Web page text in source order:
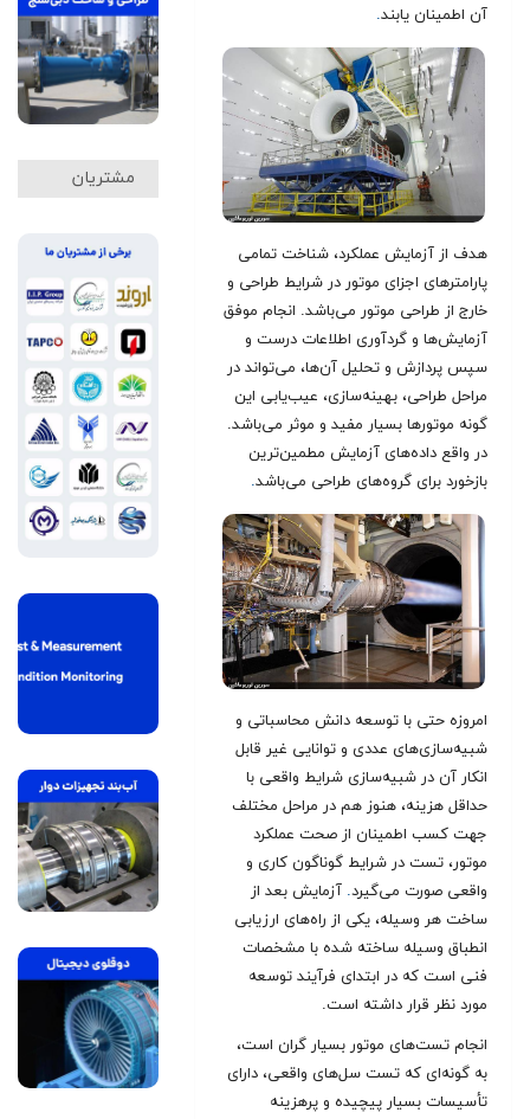
آن اطمینان یابند.
هدف از آزمایش عملکرد، شناخت تمامی
پارامترهای اجزای موتور در شرایط طراحی و
خارج از طراحی موتور می‌باشد. انجام موفق
آزمایش‌ها و گردآوری اطلاعات درست و
سپس پردازش و تحلیل آن‌ها، می‌تواند در
مراحل طراحی، بهینه‌سازی، عیب‌یابی این
گونه موتورها بسیار مفید و موثر می‌باشد.
در واقع داده‌های آزمایش مطمین‌ترین
بازخورد برای گروه‌های طراحی می‌باشد.
امروزه حتی با توسعه دانش محاسباتی و
شبیه‌سازی‌های عددی و توانایی غیر قابل
انکار آن در شبیه‌سازی شرایط واقعی با
حداقل هزینه، هنوز هم در مراحل مختلف
جهت کسب اطمینان از صحت عملکرد
موتور، تست در شرایط گوناگون کاری و
واقعی صورت می‌گیرد. آزمایش بعد از
ساخت هر وسیله، یکی از راه‌های ارزیابی
انطباق وسیله ساخته شده با مشخصات
فنی است که در ابتدای فرآیند توسعه
مورد نظر قرار داشته است.
انجام تست‌های موتور بسیار گران است،
به گونه‌ای که تست سل‌های واقعی، دارای
تأسیسات بسیار پیچیده و پرهزینه
مشتریان